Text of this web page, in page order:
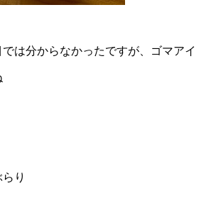
は分からなかったですが、ゴマアイ
り